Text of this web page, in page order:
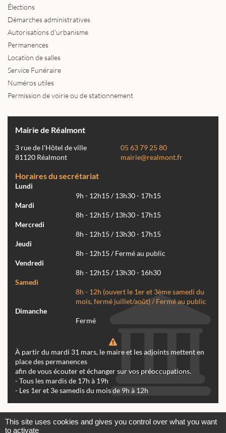
Élections
Démarches administratives
Autorisations d'urbanisme
Permanences
Location de salles
Service Funéraire
Numéros utiles
Permission de voirie ou de stationnement
Mairie de Réalmont
3 rue de l'Hôtel de ville
81120 Réalmont
05 63 79 25 80
mairie@realmont.fr
Horaires du secrétariat
Lundi
9h - 12h15 / 13h30 - 17h15
Mardi
8h - 12h15 / 13h30 - 17h15
Mercredi
8h - 12h15 / 13h30 - 17h15
Jeudi
8h - 12h15 / Fermé au public
Vendredi
8h - 12h15 / 13h30 - 16h30
Samedi
8h - 12h (ouvert le 1er et 3ème samedi du
mois, fermé juillet/août) / Fermé au public
Dimanche
Fermé
À partir du mardi 31 mars, le maire et les adjoints mettent en
place des permanences
afin de vous écouter et échanger sur vos préoccupations.
- Tous les mardis de 17h à 19h
- Les 1er et 3e samedis du mois de 9h à 12h
This site uses cookies and gives you control over what you want
to activate